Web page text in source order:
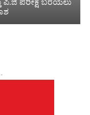
ಪರೀಕ್ಷೆ ಬರೆಯಲು